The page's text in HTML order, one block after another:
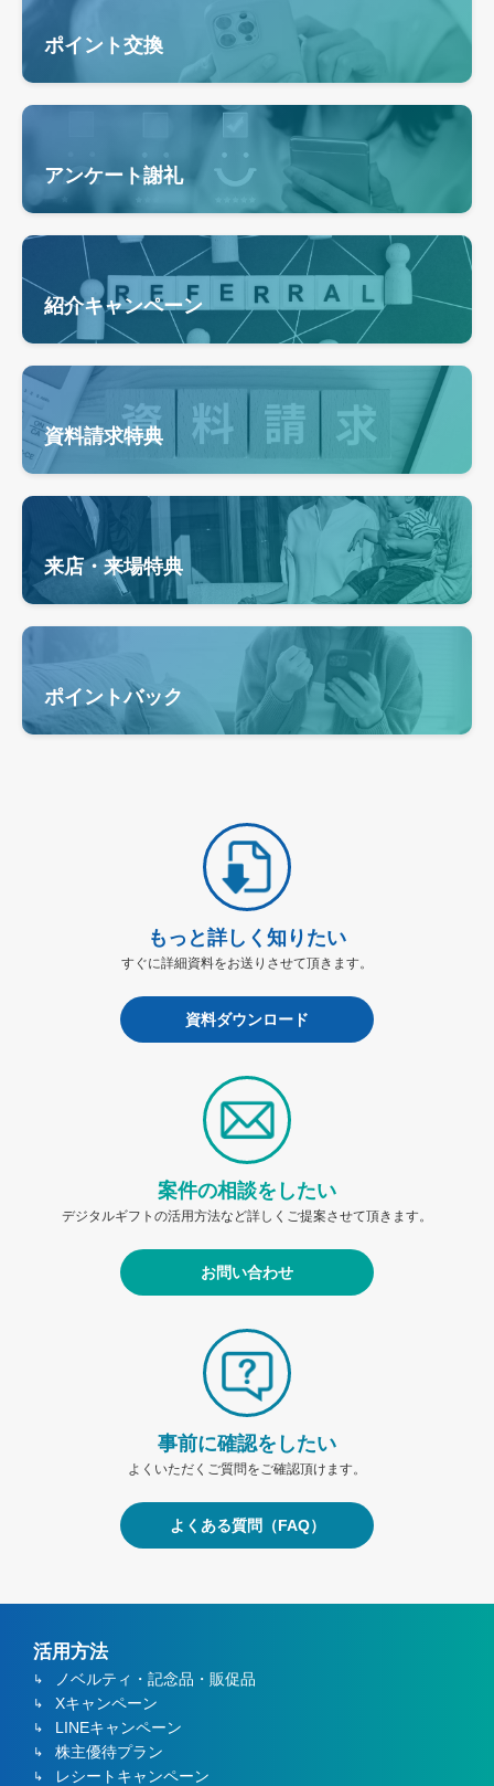
ポイント交換
アンケート謝礼
紹介キャンペーン
資料請求特典
来店・来場特典
ポイントバック
もっと詳しく知りたい
すぐに詳細資料をお送りさせて頂きます。
資料ダウンロード
案件の相談をしたい
デジタルギフトの活用方法など詳しくご提案させて頂きます。
お問い合わせ
事前に確認をしたい
よくいただくご質問をご確認頂けます。
よくある質問（FAQ）
活用方法
ノベルティ・記念品・販促品
Xキャンペーン
LINEキャンペーン
株主優待プラン
レシートキャンペーン